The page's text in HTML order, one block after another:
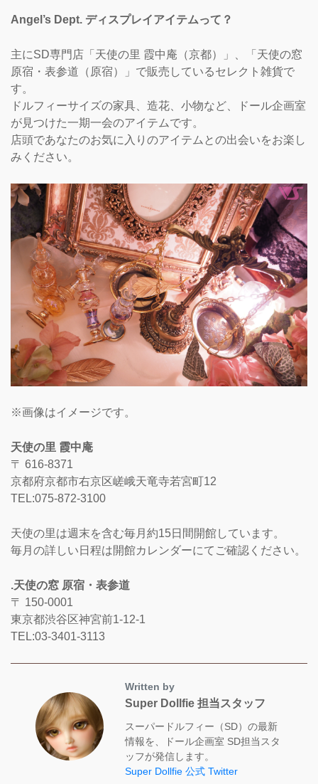
Angel’s Dept. ディスプレイアイテムって？
主にSD専門店「天使の里 霞中庵（京都）」、「天使の窓
原宿・表参道（原宿）」で販売しているセレクト雑貨で
す。
ドルフィーサイズの家具、造花、小物など、ドール企画室
が見つけた一期一会のアイテムです。
店頭であなたのお気に入りのアイテムとの出会いをお楽し
みください。
※画像はイメージです。
天使の里 霞中庵
〒 616-8371
京都府京都市右京区嵯峨天竜寺若宮町12
TEL:075-872-3100
天使の里は週末を含む毎月約15日間開館しています。
毎月の詳しい日程は開館カレンダーにてご確認ください。
.天使の窓 原宿・表参道
〒 150-0001
東京都渋谷区神宮前1-12-1
TEL:03-3401-3113
Written by
Super Dollfie 担当スタッフ
スーパードルフィー（SD）の最新
情報を、ドール企画室 SD担当スタ
ッフが発信します。
Super Dollfie 公式 Twitter